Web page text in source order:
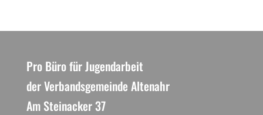
Pro Büro für Jugendarbeit
der Verbandsgemeinde Altenahr
Am Steinacker 37